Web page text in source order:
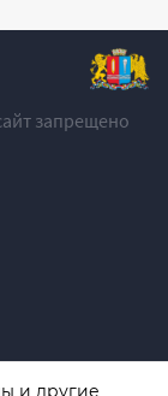
запрещено
и другие